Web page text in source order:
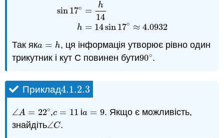
sin 17∘
h
=
h
14
= 14sin17∘ ≈ 4.0932
sin17 14h
Так якa = h
a =h
, ця інформація утворює рівно один
трикутник і кут С повинен бути90∘
90∘.
Приклад4.1.2.3
4.1.2.3
∠A = 22∘
∠A =22∘ ,c = 11
c =11 іa = 9
a =9
. Якщо є можливість,
знайдіть∠C
∠C.